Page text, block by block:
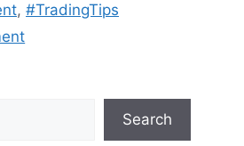
, #TradingTips
Search